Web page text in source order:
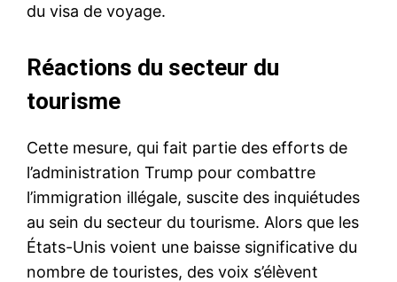
du visa de voyage.
Réactions du secteur du
tourisme
Cette mesure, qui fait partie des efforts de
l’administration Trump pour combattre
l’immigration illégale, suscite des inquiétudes
au sein du secteur du tourisme. Alors que les
États-Unis voient une baisse significative du
nombre de touristes, des voix s’élèvent